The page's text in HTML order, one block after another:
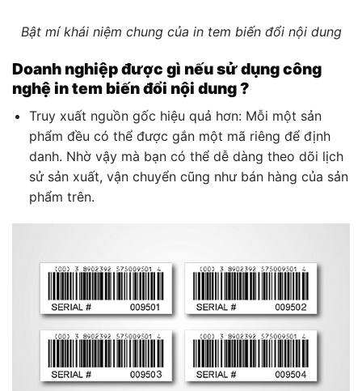
Bật mí khái niệm chung của in tem biến đổi nội dung
Doanh nghiệp được gì nếu sử dụng công
nghệ in tem biến đổi nội dung ?
Truy xuất nguồn gốc hiệu quả hơn: Mỗi một sản
phẩm đều có thể được gắn một mã riêng để định
danh. Nhờ vậy mà bạn có thể dễ dàng theo dõi lịch
sử sản xuất, vận chuyển cũng như bán hàng của sản
phẩm trên.